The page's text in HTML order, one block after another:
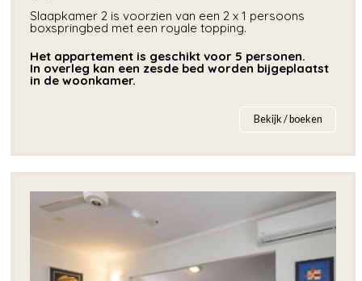
Slaapkamer 2 is voorzien van een 2 x 1 persoons
boxspringbed met een royale topping.
Het appartement is geschikt voor 5 personen. ​
In overleg kan een zesde bed worden bijgeplaatst
in de woonkamer.
Bekijk / boeken